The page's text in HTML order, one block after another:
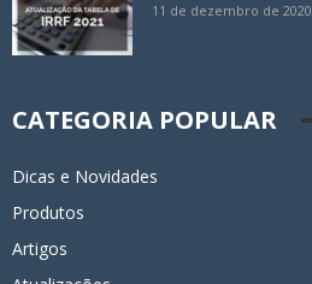
11 de dezembro de 2020
CATEGORIA POPULAR
Dicas e Novidades
Produtos
Artigos